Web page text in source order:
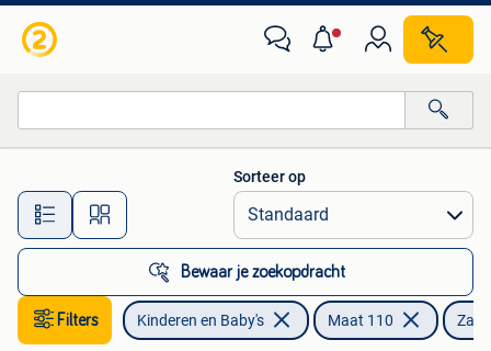
Alle afstanden…
Sorteer op
Bewaar je zoekopdracht
Filters Kinderen en Baby's Maat 110 Zara